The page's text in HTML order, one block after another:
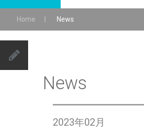
医薬品・食品・化学粉体関連機器
ニュースピードニーダー
バケットリフタ
Home News
News
2023年02月